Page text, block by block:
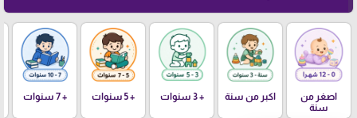
اصغر من
سنة
اكبر من سنة + 3 سنوات + 5 سنوات + 7 سنوات